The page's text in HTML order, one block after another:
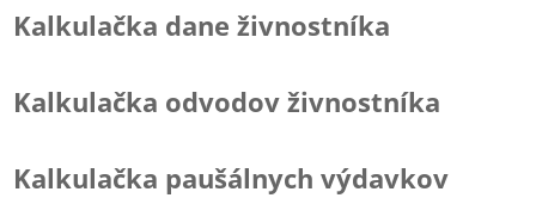
Kalkulačka dane živnostníka
Kalkulačka odvodov živnostníka
Kalkulačka paušálnych výdavkov